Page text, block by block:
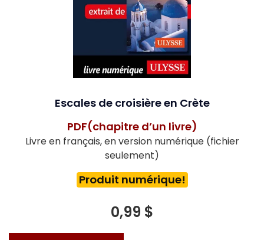
Escales de croisière en Crète
PDF(chapitre d’un livre)
Livre en français, en version numérique (fichier
seulement)
Produit numérique!
0,99 $